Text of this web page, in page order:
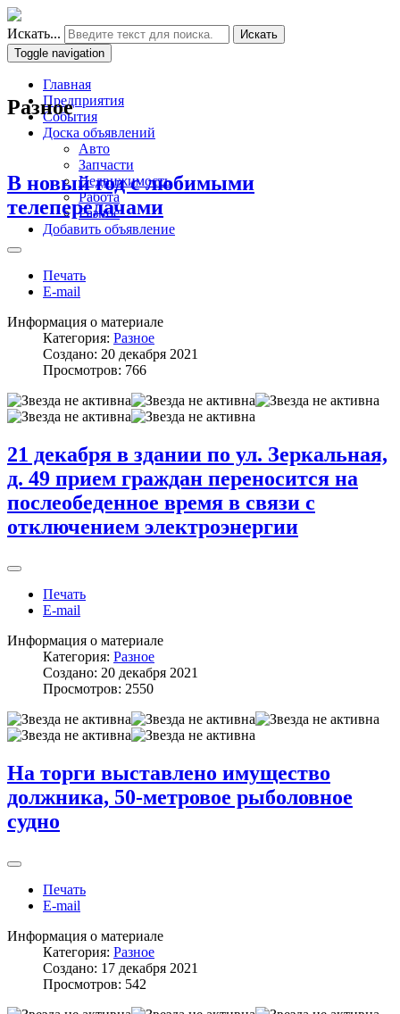
Искать...
Искать
Toggle navigation
Главная
Предприятия
События
Доска объявлений
Авто
Запчасти
Недвижимость
Работа
Разное
Добавить объявление
Разное
В новый год с любимыми
телепередачами
Печать
E-mail
Информация о материале
Категория: Разное
Создано: 20 декабря 2021
Просмотров: 766
21 декабря в здании по ул. Зеркальная,
д. 49 прием граждан переносится на
послеобеденное время в связи с
отключением электроэнергии
Печать
E-mail
Информация о материале
Категория: Разное
Создано: 20 декабря 2021
Просмотров: 2550
На торги выставлено имущество
должника, 50-метровое рыболовное
судно
Печать
E-mail
Информация о материале
Категория: Разное
Создано: 17 декабря 2021
Просмотров: 542